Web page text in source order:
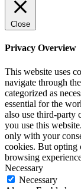
Close
Privacy Overview
This website uses
navigate through
categorized as
essential for the
also use third-party
you use this
only with your
cookies. But opting
browsing
Necessary
Necessary